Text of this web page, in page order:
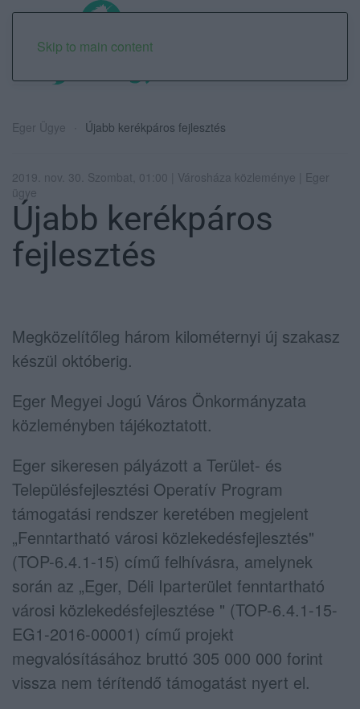
Skip to main content
Eger Ügye Újabb kerékpáros fejlesztés
2019. nov. 30. Szombat, 01:00 | Városháza közleménye | Eger
ügye
Újabb kerékpáros
fejlesztés
Megközelítőleg három kilométernyi új szakasz
készül októberig.
Eger Megyei Jogú Város Önkormányzata
közleményben tájékoztatott.
Eger sikeresen pályázott a Terület- és
Településfejlesztési Operatív Program
támogatási rendszer keretében megjelent
„Fenntartható városi közlekedésfejlesztés"
(TOP-6.4.1-15) című felhívásra, amelynek
során az „Eger, Déli Iparterület fenntartható
városi közlekedésfejlesztése " (TOP-6.4.1-15-
EG1-2016-00001) című projekt
megvalósításához bruttó 305 000 000 forint
vissza nem térítendő támogatást nyert el.